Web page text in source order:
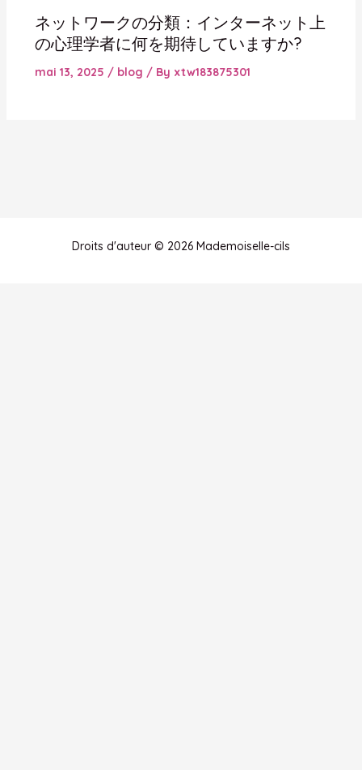
ネットワークの分類：インターネット上
の心理学者に何を期待していますか?
mai 13, 2025 / blog / By xtw183875301
Droits d'auteur © 2026 Mademoiselle-cils